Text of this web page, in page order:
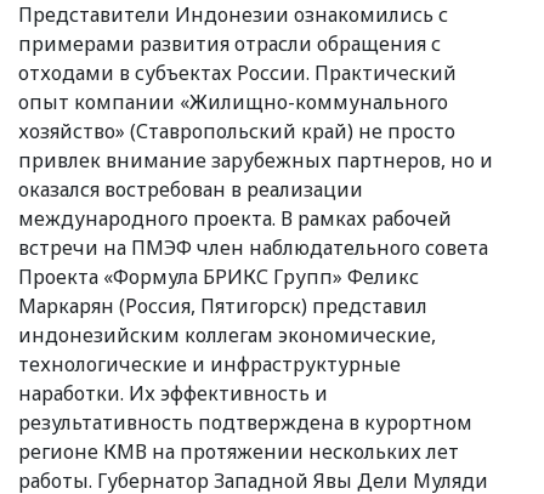
Представители Индонезии ознакомились с
примерами развития отрасли обращения с
отходами в субъектах России. Практический
опыт компании «Жилищно-коммунального
хозяйство» (Ставропольский край) не просто
привлек внимание зарубежных партнеров, но и
оказался востребован в реализации
международного проекта. В рамках рабочей
встречи на ПМЭФ член наблюдательного совета
Проекта «Формула БРИКС Групп» Феликс
Маркарян (Россия, Пятигорск) представил
индонезийским коллегам экономические,
технологические и инфраструктурные
наработки. Их эффективность и
результативность подтверждена в курортном
регионе КМВ на протяжении нескольких лет
работы. Губернатор Западной Явы Дели Муляди